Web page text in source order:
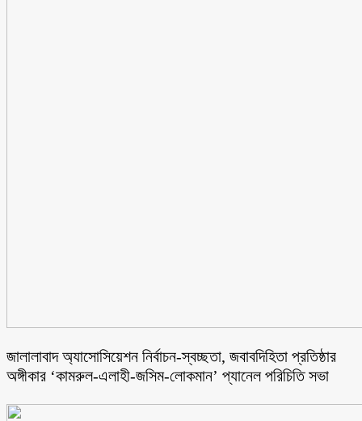
জালালাবাদ অ্যাসোসিয়েশন নির্বাচন-স্বচ্ছতা, জবাবদিহিতা প্রতিষ্ঠার
অঙ্গীকার ‘কামরুল-এলাহী-জসিম-লোকমান’ প্যানেল পরিচিতি সভা